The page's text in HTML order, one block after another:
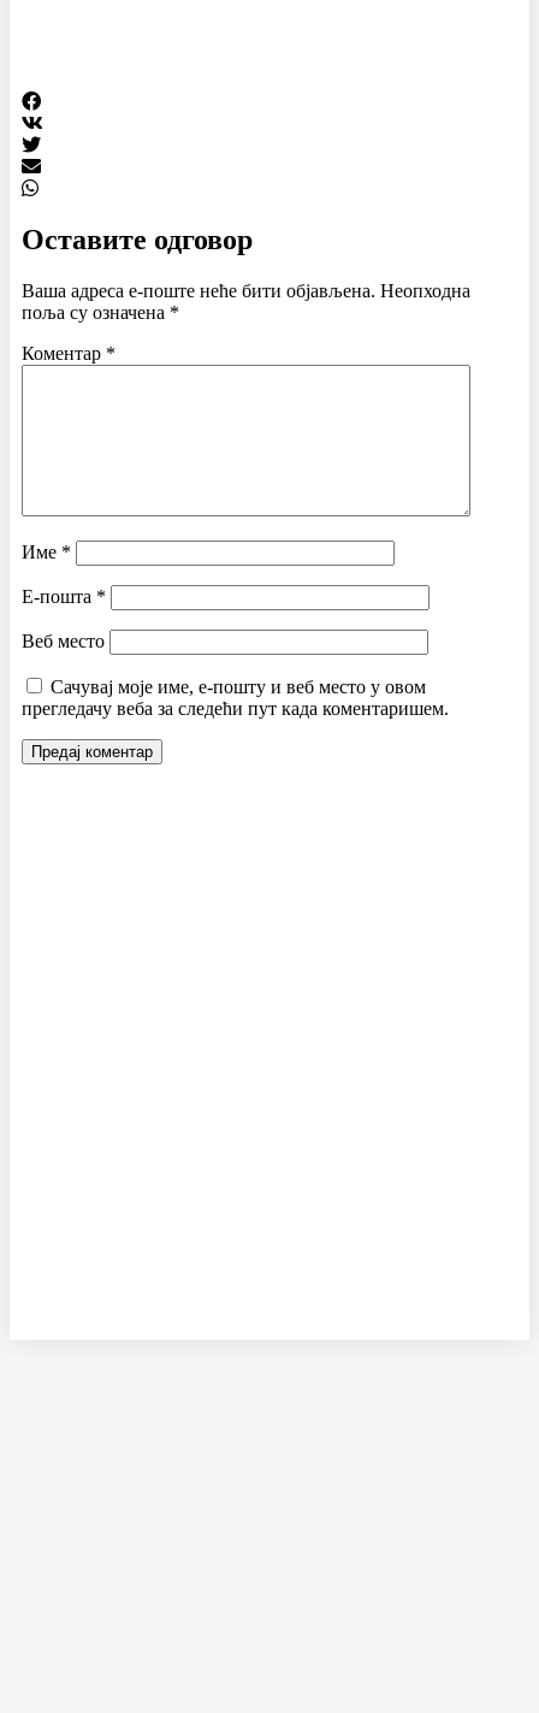
Оставите одговор
Ваша адреса е-поште неће бити објављена. Неопходна
поља су означена *
Коментар *
Име *
Е-пошта *
Веб место
Сачувај моје име, е-пошту и веб место у овом
прегледачу веба за следећи пут када коментаришем.